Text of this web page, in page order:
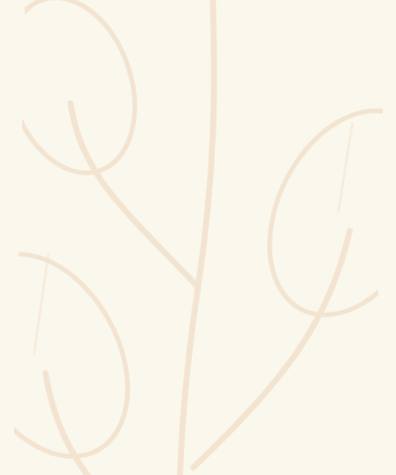
Blüten-Finder
Phänologie-Radar
Vogelstimmen
Gartenplaner
Challenges
Wusstest du?
Sammlungen
Selber machen